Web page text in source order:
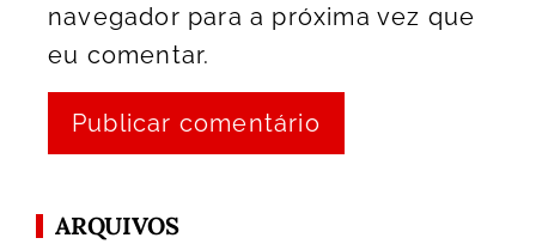
navegador para a próxima vez que
eu comentar.
ARQUIVOS